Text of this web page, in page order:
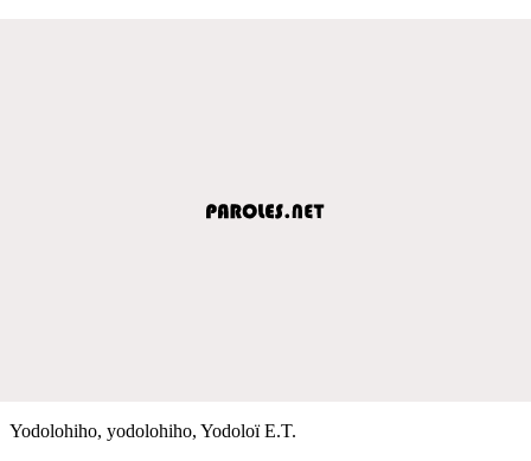
Yodolohiho, yodolohiho, Yodoloï E.T.